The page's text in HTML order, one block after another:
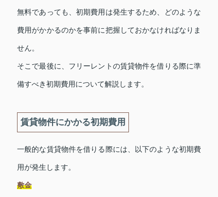
無料であっても、初期費用は発生するため、どのような
費用がかかるのかを事前に把握しておかなければなりま
せん。
そこで最後に、フリーレントの賃貸物件を借りる際に準
備すべき初期費用について解説します。
賃貸物件にかかる初期費用
一般的な賃貸物件を借りる際には、以下のような初期費
用が発生します。
敷金